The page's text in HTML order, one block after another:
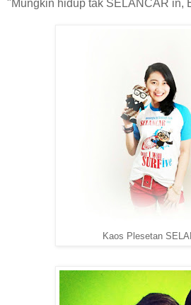
"Mungkin hidup tak SELANCAR in,
Kaos Plesetan